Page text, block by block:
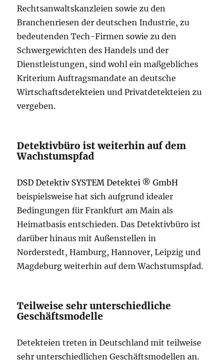
Rechtsanwaltskanzleien sowie zu den
Branchenriesen der deutschen Industrie, zu
bedeutenden Tech-Firmen sowie zu den
Schwergewichten des Handels und der
Dienstleistungen, sind wohl ein maßgebliches
Kriterium Auftragsmandate an deutsche
Wirtschaftsdetekteien und Privatdetekteien zu
vergeben.
Detektivbüro ist weiterhin auf dem
Wachstumspfad
DSD Detektiv SYSTEM Detektei ® GmbH
beispielsweise hat sich aufgrund idealer
Bedingungen für Frankfurt am Main als
Heimatbasis entschieden. Das Detektivbüro ist
darüber hinaus mit Außenstellen in
Norderstedt, Hamburg, Hannover, Leipzig und
Magdeburg weiterhin auf dem Wachstumspfad.
Teilweise sehr unterschiedliche
Geschäftsmodelle
Detekteien treten in Deutschland mit teilweise
sehr unterschiedlichen Geschäftsmodellen an.